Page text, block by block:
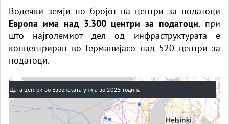
Водечки земји по бројот на центри за податоци
Европа има над 3.300 центри за податоци, при
што најголемиот дел од инфраструктурата е
концентриран во Германијасо над 520 центри за
податоци.
Дата центри во Европската унија во 2025 година